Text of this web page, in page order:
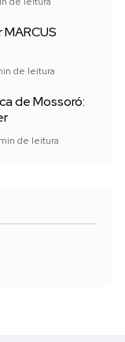
de leitura
de Mossoró:
de leitura